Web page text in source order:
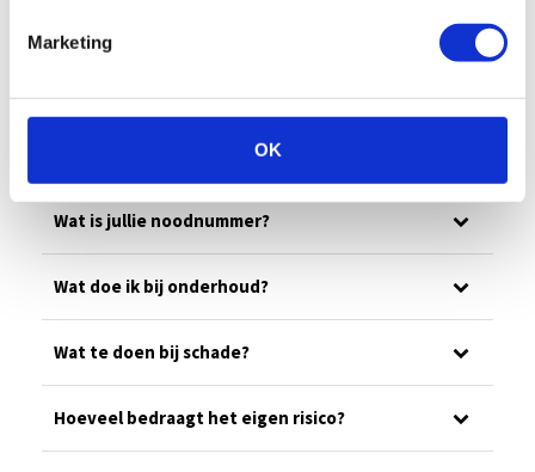
Marketing
OK
Wat is jullie noodnummer?
Wat doe ik bij onderhoud?
Wat te doen bij schade?
Hoeveel bedraagt het eigen risico?